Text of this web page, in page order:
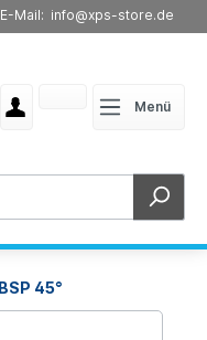
E-Mail: info@xps-store.de
Menü
45°